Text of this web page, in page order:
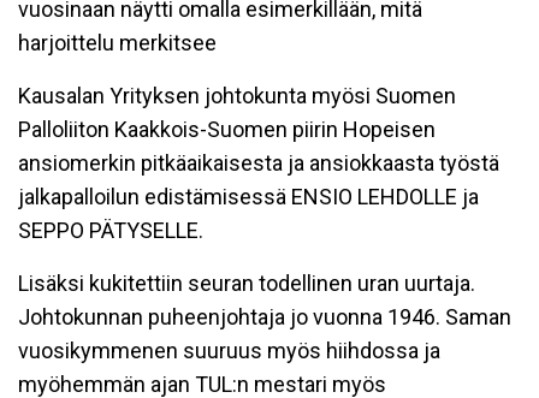
vuosinaan näytti omalla esimerkillään, mitä
harjoittelu merkitsee
Kausalan Yrityksen johtokunta myösi Suomen
Palloliiton Kaakkois-Suomen piirin Hopeisen
ansiomerkin pitkäaikaisesta ja ansiokkaasta työstä
jalkapalloilun edistämisessä ENSIO LEHDOLLE ja
SEPPO PÄTYSELLE.
Lisäksi kukitettiin seuran todellinen uran uurtaja.
Johtokunnan puheenjohtaja jo vuonna 1946. Saman
vuosikymmenen suuruus myös hiihdossa ja
myöhemmän ajan TUL:n mestari myös